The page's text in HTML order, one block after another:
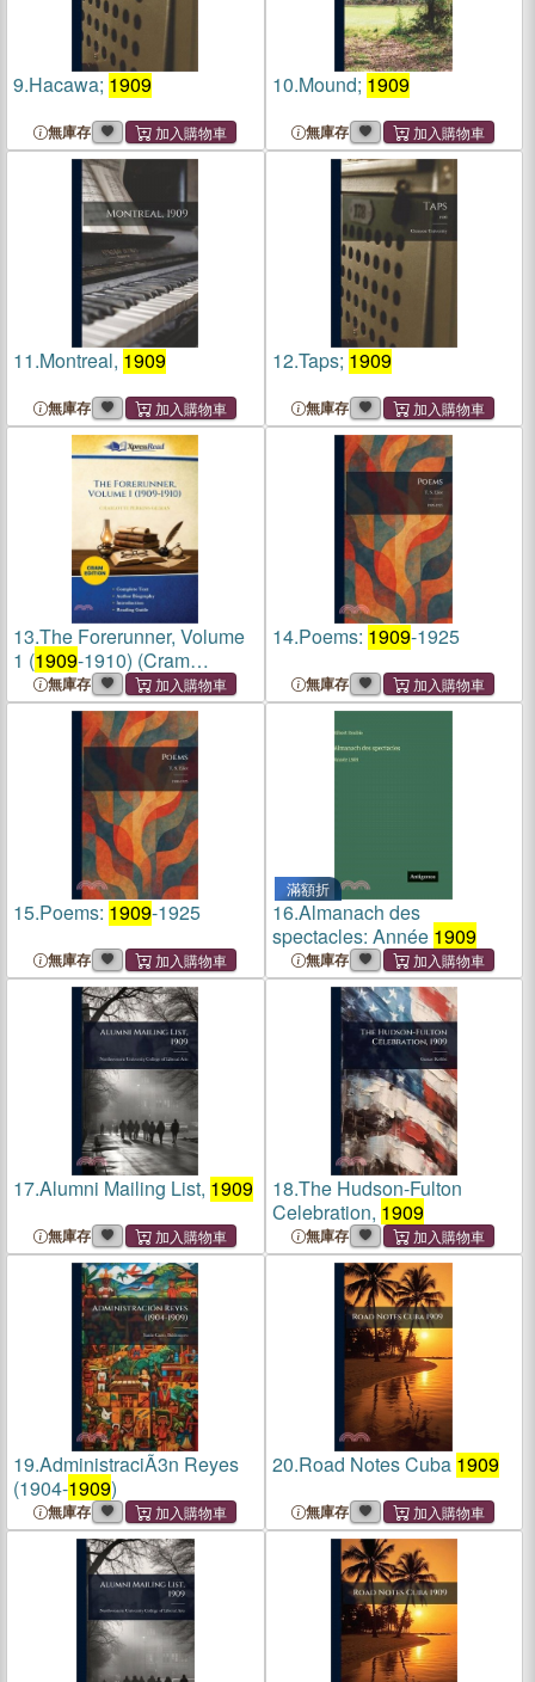
9.Hacawa; 1909
無庫存
10.Mound; 1909
無庫存
11.Montreal, 1909
無庫存
12.Taps; 1909
無庫存
13.The Forerunner, Volume
1 (1909-1910) (Cram
Edition)
無庫存
14.Poems: 1909-1925
無庫存
15.Poems: 1909-1925
無庫存
滿額折
16.Almanach des
spectacles: Année 1909
無庫存
17.Alumni Mailing List, 1909
無庫存
18.The Hudson-Fulton
Celebration, 1909
無庫存
19.AdministraciÃ3n Reyes
(1904-1909)
無庫存
20.Road Notes Cuba 1909
無庫存